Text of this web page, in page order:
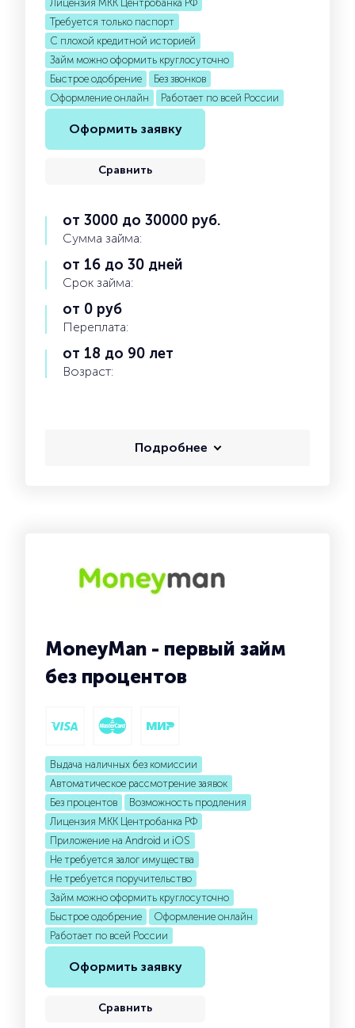
Лицензия МКК Центробанка РФ
Требуется только паспорт
С плохой кредитной историей
Займ можно оформить круглосуточно
Быстрое одобрение
Без звонков
Оформление онлайн
Работает по всей России
Оформить заявку
Сравнить
от 3000 до 30000 руб.
Сумма займа:
от 16 до 30 дней
Срок займа:
от 0 руб
Переплата:
от 18 до 90 лет
Возраст:
Подробнее
MoneyMan - первый займ
без процентов
Выдача наличных без комиссии
Автоматическое рассмотрение заявок
Без процентов
Возможность продления
Лицензия МКК Центробанка РФ
Приложение на Android и iOS
Не требуется залог имущества
Не требуется поручительство
Займ можно оформить круглосуточно
Быстрое одобрение
Оформление онлайн
Работает по всей России
Оформить заявку
Сравнить